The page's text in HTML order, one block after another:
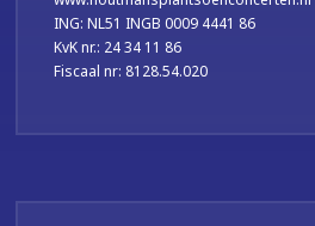
ING: NL51 INGB 0009 4441 86
KvK nr.: 24 34 11 86
Fiscaal nr: 8128.54.020